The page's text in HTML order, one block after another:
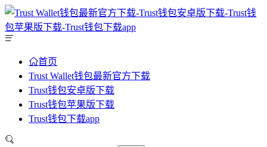
首页
Trust Wallet钱包最新官方下载
Trust钱包安卓版下载
Trust钱包苹果版下载
Trust钱包下载app